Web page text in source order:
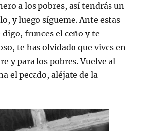
a los pobres, así tendrás un
y luego sígueme. Ante estas
digo, frunces el ceño y te
te has olvidado que vives en
y para los pobres. Vuelve al
el pecado, aléjate de la